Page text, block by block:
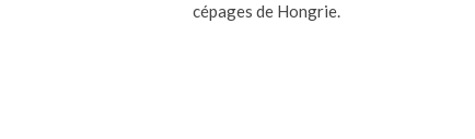
cépages de Hongrie.